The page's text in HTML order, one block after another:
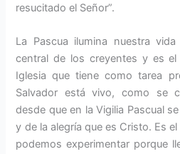
resucitado el Señor”.
La Pascua ilumina nuestra
central de los creyentes y es
Iglesia que tiene como tarea
Salvador está vivo, como se
desde que en la Vigilia Pascual
y de la alegría que es Cristo. Es
podemos experimentar porque